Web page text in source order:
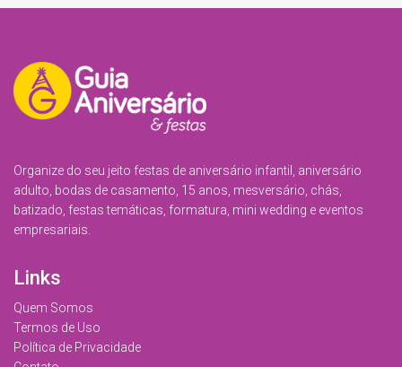
Organize do seu jeito festas de aniversário infantil, aniversário
adulto, bodas de casamento, 15 anos, mesversário, chás,
batizado, festas temáticas, formatura, mini wedding e eventos
empresariais.
Links
Quem Somos
Termos de Uso
Política de Privacidade